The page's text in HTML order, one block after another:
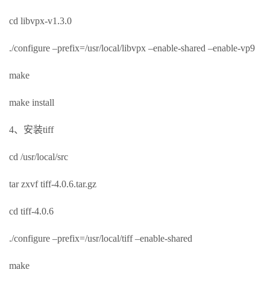
cd libvpx-v1.3.0
./configure –prefix=/usr/local/libvpx –enable-shared –enable-vp9
make
make install
4、安装tiff
cd /usr/local/src
tar zxvf tiff-4.0.6.tar.gz
cd tiff-4.0.6
./configure –prefix=/usr/local/tiff –enable-shared
make